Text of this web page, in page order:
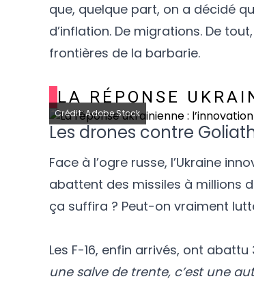
que, quelque part, on a décidé
d’inflation. De migrations. De
frontières de la barbarie.
LA RÉPONSE
Crédit: Adobe Stock
Les drones contre
Face à l’ogre russe, l’Ukraine
abattent des missiles à millions
ça suffira ? Peut-on vraiment
Les F-16, enfin arrivés, ont
une salve de trente, c’est une